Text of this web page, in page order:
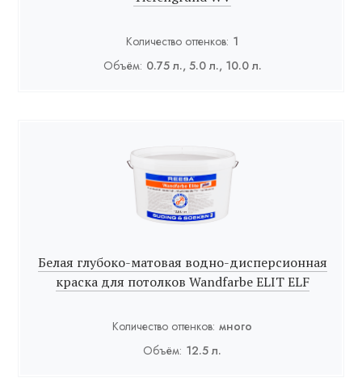
Количество оттенков: 1
Объём: 0.75 л., 5.0 л., 10.0 л.
Белая глубоко-матовая водно-дисперсионная
краска для потолков Wandfarbe ELIT ELF
Количество оттенков: много
Объём: 12.5 л.